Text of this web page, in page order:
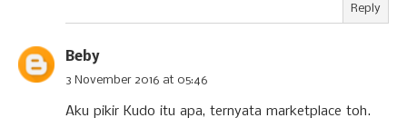
Reply
Beby
3 November 2016 at 05:46
Aku pikir Kudo itu apa, ternyata marketplace toh.